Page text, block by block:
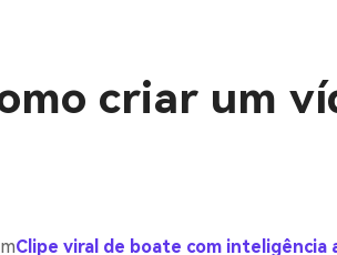
criar um
Clipe viral de boate com inteligência